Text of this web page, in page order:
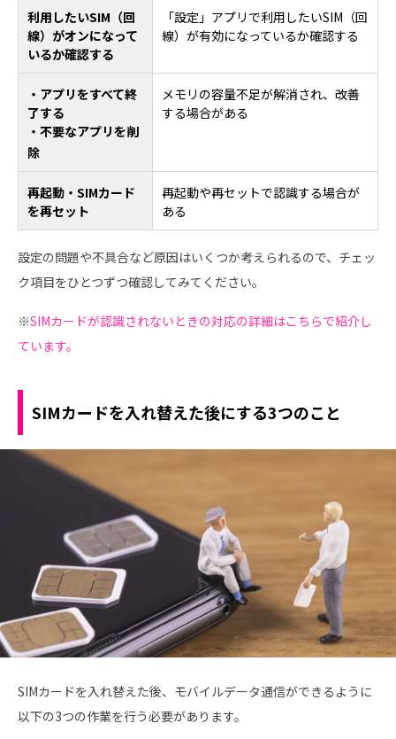
利用したいSIM（回
線）がオンになって
いるか確認する
「設定」アプリで利用したいSIM（回
線）が有効になっているか確認する
・アプリをすべて終
了する
・不要なアプリを削
除
メモリの容量不足が解消され、改善
する場合がある
再起動・SIMカード
を再セット
再起動や再セットで認識する場合が
ある
設定の問題や不具合など原因はいくつか考えられるので、チェッ
ク項目をひとつずつ確認してみてください。
※SIMカードが認識されないときの対応の詳細はこちらで紹介し
ています。
SIMカードを入れ替えた後にする3つのこと
SIMカードを入れ替えた後、モバイルデータ通信ができるように
以下の3つの作業を行う必要があります。